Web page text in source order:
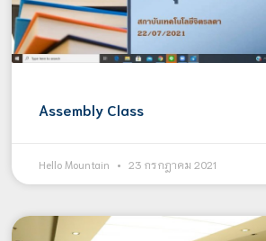
Assembly Class
Hello Mountain 23 กรกฎาคม 2021